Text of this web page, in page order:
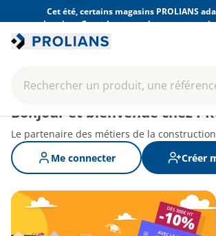
Cet été, certains magasins PROLIANS
horaires. Consultez ceux de votre
visite.
Rechercher un produit, une
Bonjour et bienvenue chez
Le partenaire des métiers de la construction
Me connecter
Créer